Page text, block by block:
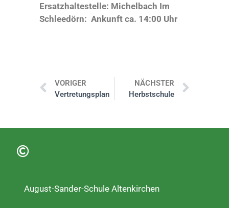
Ersatzhaltestelle: Michelbach Im
Schleedörn: Ankunft ca. 14:00 Uhr
VORIGER
Vertretungsplan
NÄCHSTER
Herbstschule
August-Sander-Schule Altenkirchen